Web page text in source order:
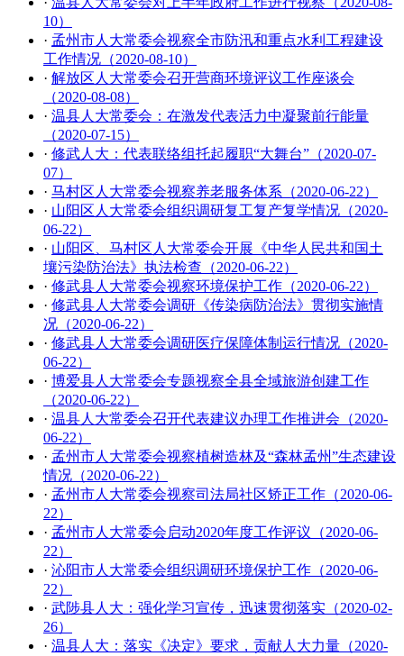
10）
· 孟州市人大常委会视察全市防汛和重点水利工程建设
工作情况（2020-08-10）
· 解放区人大常委会召开营商环境评议工作座谈会
（2020-08-08）
· 温县人大常委会：在激发代表活力中凝聚前行能量
（2020-07-15）
· 修武人大：代表联络组托起履职“大舞台”（2020-07-
07）
· 马村区人大常委会视察养老服务体系（2020-06-22）
· 山阳区人大常委会组织调研复工复产复学情况（2020-
06-22）
· 山阳区、马村区人大常委会开展《中华人民共和国土
壤污染防治法》执法检查（2020-06-22）
· 修武县人大常委会视察环境保护工作（2020-06-22）
· 修武县人大常委会调研《传染病防治法》贯彻实施情
况（2020-06-22）
· 修武县人大常委会调研医疗保障体制运行情况（2020-
06-22）
· 博爱县人大常委会专题视察全县全域旅游创建工作
（2020-06-22）
· 温县人大常委会召开代表建议办理工作推进会（2020-
06-22）
· 孟州市人大常委会视察植树造林及“森林孟州”生态建设
情况（2020-06-22）
· 孟州市人大常委会视察司法局社区矫正工作（2020-06-
22）
· 孟州市人大常委会启动2020年度工作评议（2020-06-
22）
· 沁阳市人大常委会组织调研环境保护工作（2020-06-
22）
· 武陟县人大：强化学习宣传，迅速贯彻落实（2020-02-
26）
· 温县人大：落实《决定》要求，贡献人大力量（2020-